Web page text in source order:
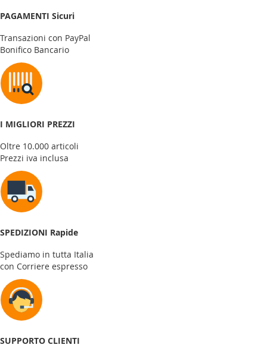
PAGAMENTI Sicuri
Transazioni con PayPal
Bonifico Bancario
I MIGLIORI PREZZI
Oltre 10.000 articoli
Prezzi iva inclusa
SPEDIZIONI Rapide
Spediamo in tutta Italia
con Corriere espresso
SUPPORTO CLIENTI